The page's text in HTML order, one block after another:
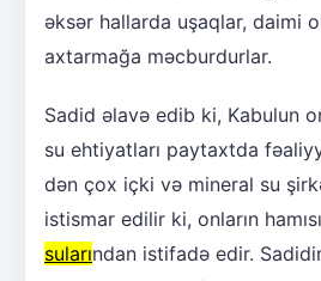
əksər hallarda uşaqlar, daimi
axtarmağa məcburdurlar.
Sadid əlavə edib ki, Kabulun
su ehtiyatları paytaxtda
dən çox içki və mineral su
istismar edilir ki, onların
sularından istifadə edir.